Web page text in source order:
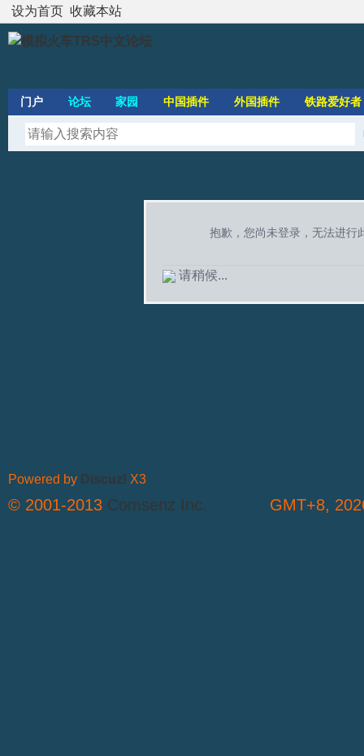
设为首页 收藏本站
门户 论坛 家园 中国插件 外国插件 铁路爱好者
抱歉，您尚未登录，无法进行
请稍候...
GMT+8,
Powered by Discuz! X3
© 2001-2013 Comsenz Inc.